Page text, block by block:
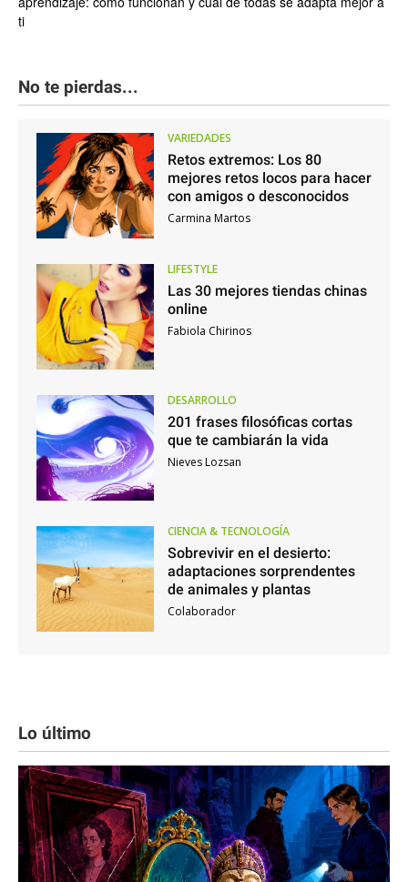
ti
No te pierdas...
VARIEDADES
Retos extremos: Los 80
mejores retos locos para hacer
con amigos o desconocidos
Carmina Martos
LIFESTYLE
Las 30 mejores tiendas chinas
online
Fabiola Chirinos
DESARROLLO
201 frases filosóficas cortas
que te cambiarán la vida
Nieves Lozsan
CIENCIA & TECNOLOGÍA
Sobrevivir en el desierto:
adaptaciones sorprendentes
de animales y plantas
Colaborador
Lo último